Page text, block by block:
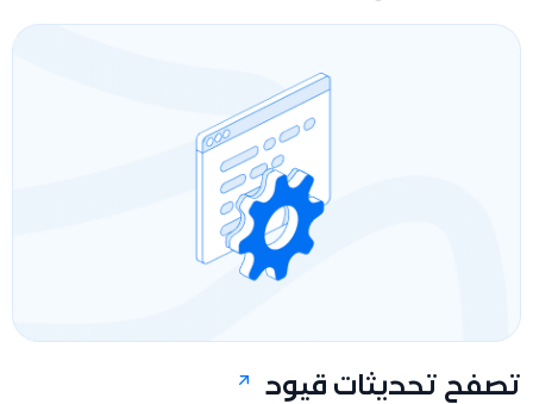
تصفح تحديثات قيود